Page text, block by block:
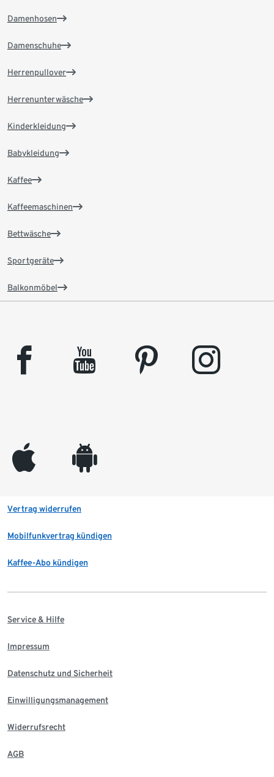
Damenhosen
Damenschuhe
Herrenpullover
Herrenunterwäsche
Kinderkleidung
Babykleidung
Kaffee
Kaffeemaschinen
Bettwäsche
Sportgeräte
Balkonmöbel
facebook youtube pinterest instagram
appleinc android
Vertrag widerrufen
Mobilfunkvertrag kündigen
Kaffee-Abo kündigen
Service & Hilfe
Impressum
Datenschutz und Sicherheit
Einwilligungsmanagement
Widerrufsrecht
AGB